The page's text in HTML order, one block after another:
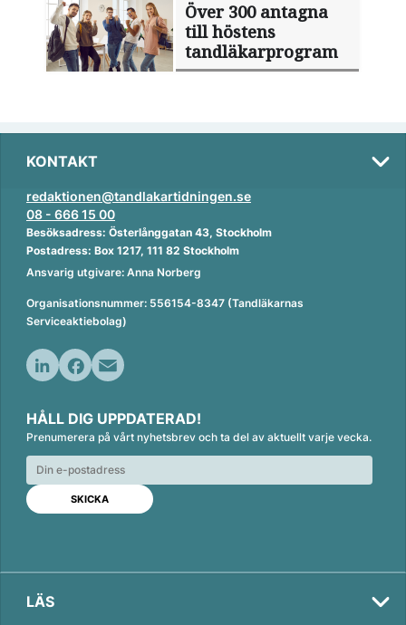
Över 300 antagna
till höstens
tandläkarprogram
KONTAKT
redaktionen@tandlakartidningen.se
08 - 666 15 00
Besöksadress: Österlånggatan 43, Stockholm
Postadress: Box 1217, 111 82 Stockholm
Ansvarig utgivare: Anna Norberg
Organisationsnummer: 556154-8347 (Tandläkarnas
Serviceaktiebolag)
n
k
e
d
n
c
e
b
o
o
k
a
i
l
HÅLL DIG UPPDATERAD!
Prenumerera på vårt nyhetsbrev och ta del av aktuellt varje vecka.
LÄS